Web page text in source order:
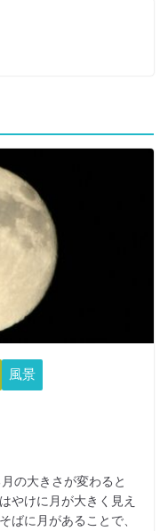
風景
の大きさが変わると
やけに月が大きく見え
ばに月があることで、